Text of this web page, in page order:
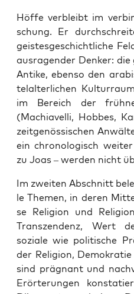
Höf­fe ver­bleibt im
schung. Er
geis­tes­ge­schicht­li­che
aus­ra­gen­der Den­ker:
Anti­ke, eben­so den
tel­al­ter­li­chen
im Bereich der
(Machia­vel­li, Hob­bes,
zeit­ge­nös­si­schen
ein chro­no­lo­gisch
zu Joas – wer­den nicht
Im zwei­ten Abschnitt
le The­men, in deren
se Reli­gi­on und
Tran­szen­denz, Wert
sozia­le wie poli­ti­sche
der Reli­gi­on,
sind prä­gnant und
Erör­te­run­gen